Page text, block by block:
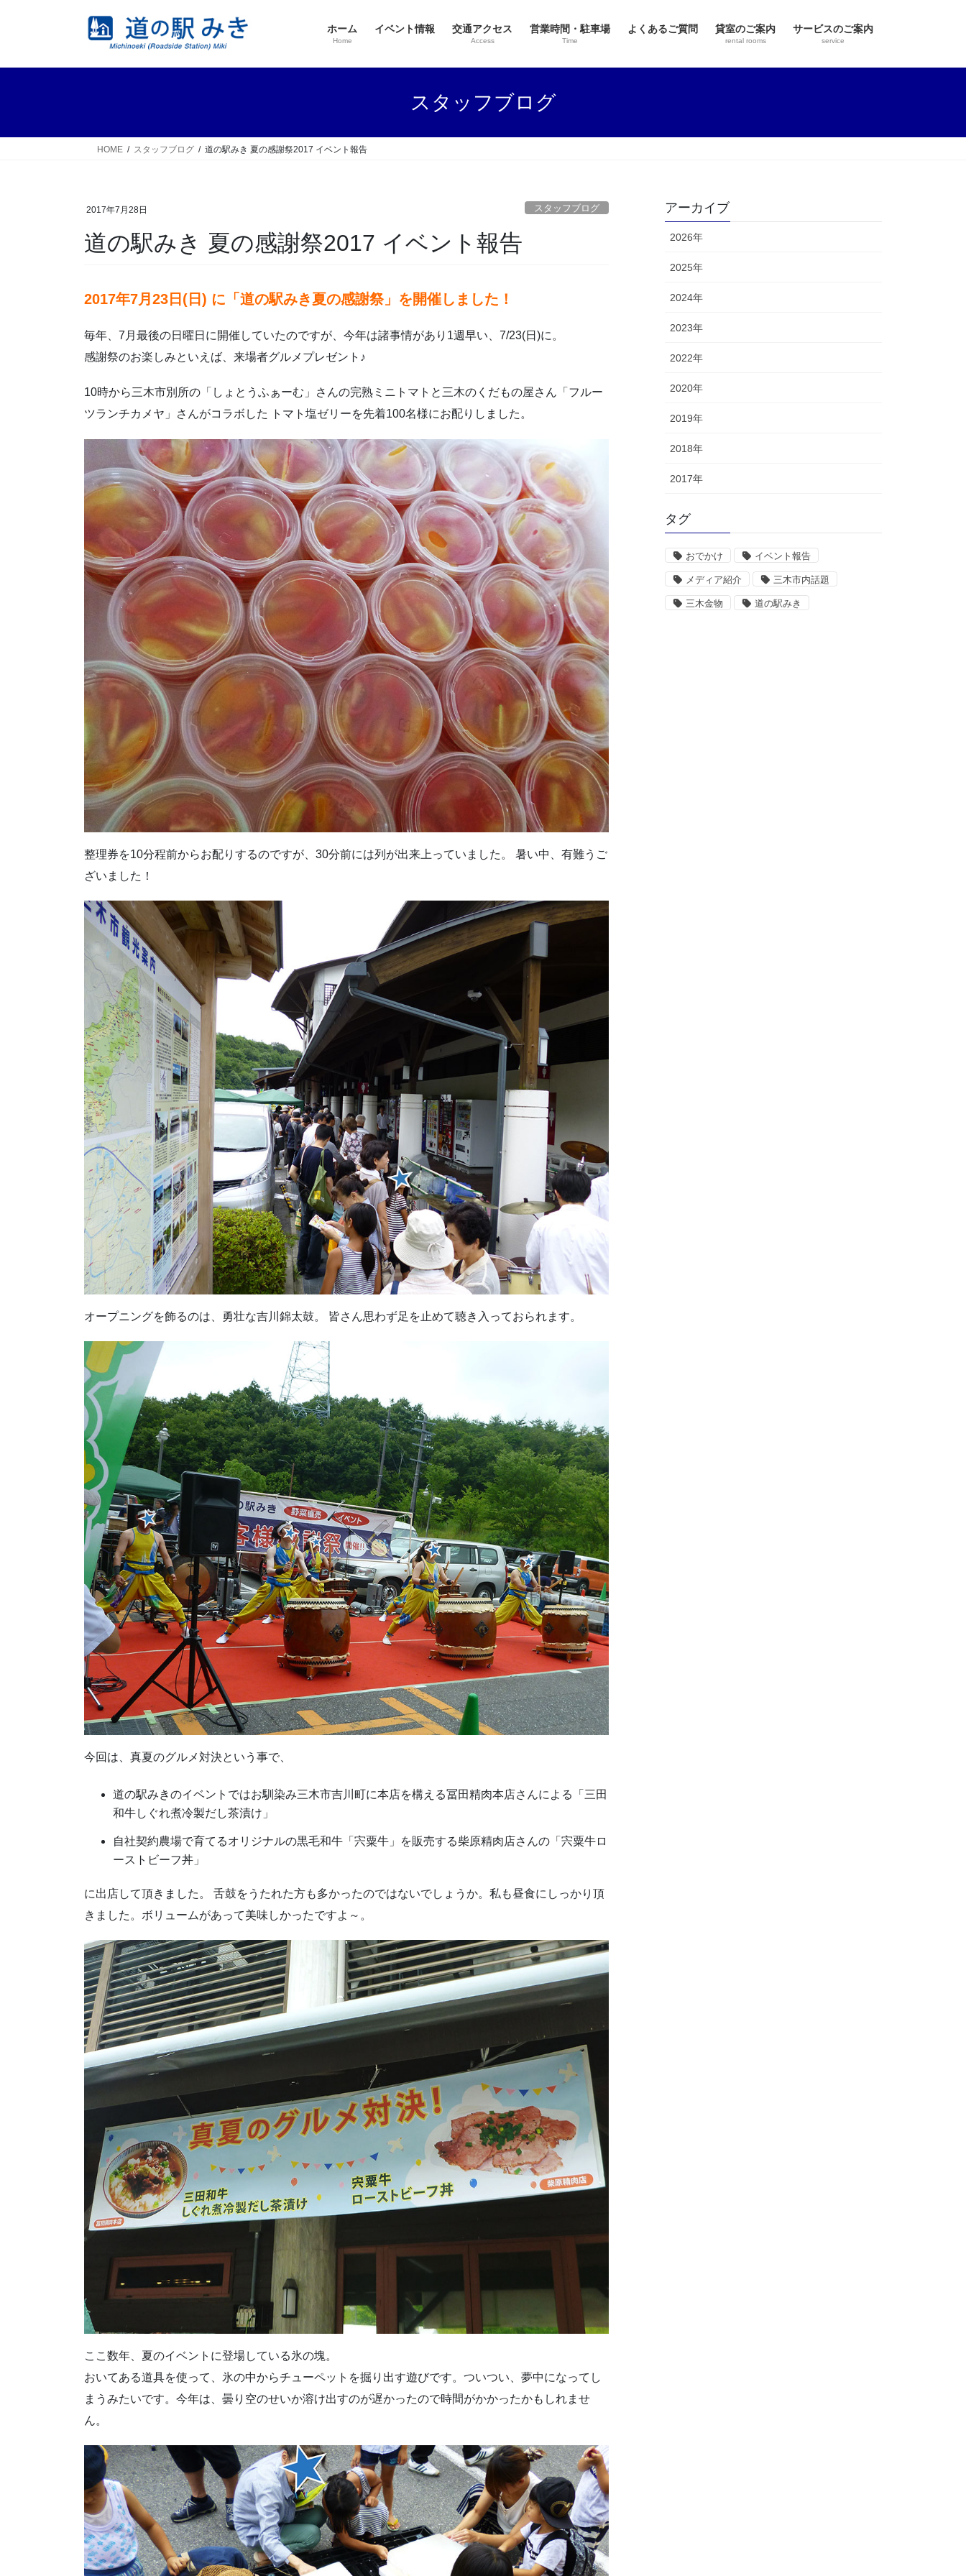
ホーム
Home
イベント情報 交通アクセス
Access
営業時間・駐車場
Time
よくあるご質問 貸室のご案内
rental rooms
サービスのご案内
service
スタッフブログ
HOME スタッフブログ 道の駅みき 夏の感謝祭2017 イベント報告
2017年7月28日 スタッフブログ
道の駅みき 夏の感謝祭2017 イベント報告
2017年7月23日(日) に「道の駅みき夏の感謝祭」を開催しました！
毎年、7月最後の日曜日に開催していたのですが、今年は諸事情があり1週早い、7/23(日)に。
感謝祭のお楽しみといえば、来場者グルメプレゼント♪
10時から三木市別所の「しょとうふぁーむ」さんの完熟ミニトマトと三木のくだもの屋さん「フルー
ツランチカメヤ」さんがコラボした トマト塩ゼリーを先着100名様にお配りしました。
整理券を10分程前からお配りするのですが、30分前には列が出来上っていました。 暑い中、有難うご
ざいました！
オープニングを飾るのは、勇壮な吉川錦太鼓。 皆さん思わず足を止めて聴き入っておられます。
今回は、真夏のグルメ対決という事で、
道の駅みきのイベントではお馴染み三木市吉川町に本店を構える冨田精肉本店さんによる「三田
和牛しぐれ煮冷製だし茶漬け」
自社契約農場で育てるオリジナルの黒毛和牛「宍粟牛」を販売する柴原精肉店さんの「宍粟牛ロ
ーストビーフ丼」
に出店して頂きました。 舌鼓をうたれた方も多かったのではないでしょうか。私も昼食にしっかり頂
きました。ボリュームがあって美味しかったですよ～。
ここ数年、夏のイベントに登場している氷の塊。
おいてある道具を使って、氷の中からチューペットを掘り出す遊びです。ついつい、夢中になってし
まうみたいです。今年は、曇り空のせいか溶け出すのが遅かったので時間がかかったかもしれませ
ん。
アーカイブ
2026年
2025年
2024年
2023年
2022年
2020年
2019年
2018年
2017年
タグ
おでかけ イベント報告
メディア紹介 三木市内話題
三木金物 道の駅みき